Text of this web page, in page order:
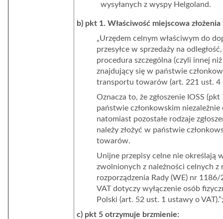
wysyłanych z wyspy Helgoland.
b) pkt 1. Właściwość miejscowa
„Urzędem celnym właściwym do
przesyłce w sprzedaży na
procedura szczególna (czyli innej
znajdujący się w państwie
transportu towarów (art. 221 ust. 4
Oznacza to, że zgłoszenie IOSS
państwie członkowskim niezależnie
natomiast pozostałe rodzaje
należy złożyć w państwie
towarów.
Unijne przepisy celne nie określają
zwolnionych z należności celnych
rozporządzenia Rady (WE) nr
VAT dotyczy wyłączenie osób
Polski (art. 52 ust. 1 ustawy o VAT).”;
c) pkt 5 otrzymuje brzmienie: